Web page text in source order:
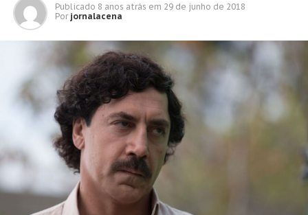
Publicado 8 anos atrás em 29 de junho de 2018
Por jornalacena